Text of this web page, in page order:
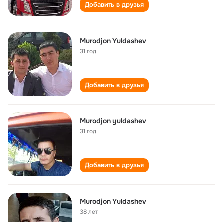
Добавить в друзья
Murodjon Yuldashev
31 год
Добавить в друзья
Murodjon yuldashev
31 год
Добавить в друзья
Murodjon Yuldashev
38 лет